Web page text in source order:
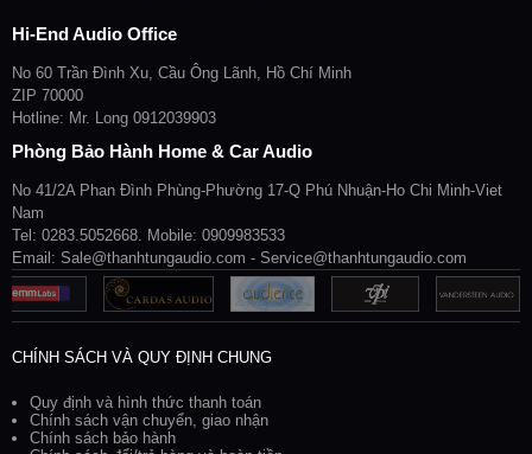
Hi-End Audio Office
No 60 Trần Đình Xu, Cầu Ông Lãnh, Hồ Chí Minh
ZIP 70000
Hotline: Mr. Long 0912039903
Phòng Bảo Hành Home & Car Audio
No 41/2A Phan Đình Phùng-Phường 17-Q Phú Nhuận-Ho Chi Minh-Viet
Nam
Tel: 0283.5052668. Mobile: 0909983533
Email: Sale@thanhtungaudio.com - Service@thanhtungaudio.com
CHÍNH SÁCH VÀ QUY ĐỊNH CHUNG
Quy định và hình thức thanh toán
Chính sách vận chuyển, giao nhận
Chính sách bảo hành